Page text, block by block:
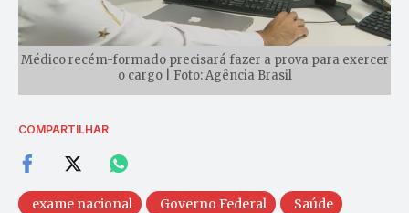
Médico recém-formado precisará fazer a prova para exercer
o cargo | Foto: Agência Brasil
COMPARTILHAR
exame nacional Governo Federal
Saúde